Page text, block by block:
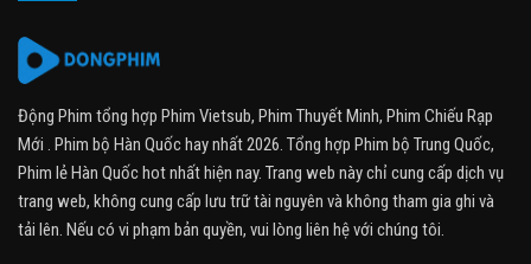
Động Phim tổng hợp Phim Vietsub, Phim Thuyết Minh, Phim Chiếu Rạp
Mới . Phim bộ Hàn Quốc hay nhất 2026. Tổng hợp Phim bộ Trung Quốc,
Phim lẻ Hàn Quốc hot nhất hiện nay. Trang web này chỉ cung cấp dịch vụ
trang web, không cung cấp lưu trữ tài nguyên và không tham gia ghi và
tải lên. Nếu có vi phạm bản quyền, vui lòng liên hệ với chúng tôi.